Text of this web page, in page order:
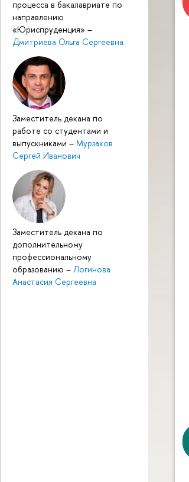
процесса в бакалавриате по
направлению
«Юриспруденция» –
Дмитриева Ольга Сергеевна
Заместитель декана по
работе со студентами и
выпускниками – Мурзаков
Сергей Иванович
Заместитель декана по
дополнительному
профессиональному
образованию – Логинова
Анастасия Сергеевна